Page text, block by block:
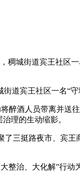
稠城街道宾王社区
道宾王社区一名“
醉酒人员带离并送
理的生动缩影。
三挺路夜市、宾
整治、大化解”行